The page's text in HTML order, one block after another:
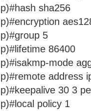
sha256
5
86400
mode
address
30 3
policy 1